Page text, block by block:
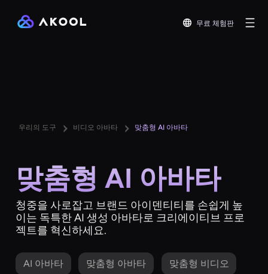
무료 체험판
우리의 도구 비디오 아바타 맞춤형 AI 아바타
맞춤형 AI 아바타
청중을 사로잡고 브랜드 아이덴티티를 손쉽게 높
이는 독특한 AI 생성 아바타로 크리에이티브 프로
젝트를 혁신하세요.
AI 아바타 맞춤형 아바타 맞춤형 비디오